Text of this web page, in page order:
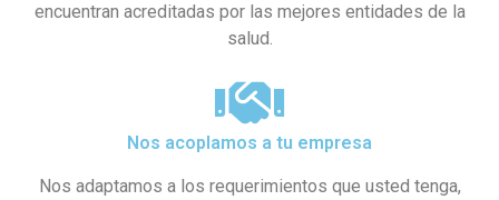
encuentran acreditadas por las mejores entidades de la
salud.
Nos acoplamos a tu empresa
Nos adaptamos a los requerimientos que usted tenga,